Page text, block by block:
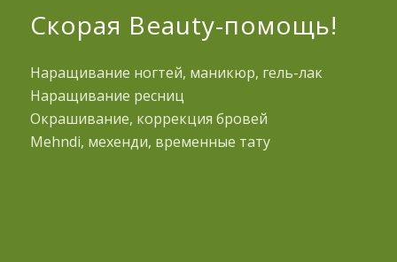
Скорая Beauty-помощь!
Наращивание ногтей, маникюр, гель-лак
Наращивание ресниц
Окрашивание, коррекция бровей
Mehndi, мехенди, временные тату